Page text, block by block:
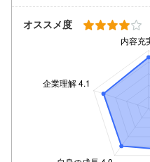
オススメ度